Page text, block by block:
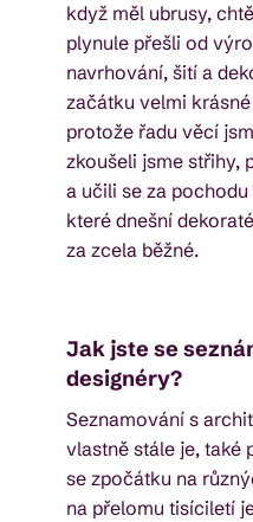
když měl ubrusy,
plynule přešli od
navrhování, šití a
začátku velmi
protože řadu věcí
zkoušeli jsme střihy,
a učili se za
které dnešní
za zcela běžné.
Jak jste se
designéry?
Seznamování s
vlastně stále je, také
se zpočátku na
na přelomu tisíciletí